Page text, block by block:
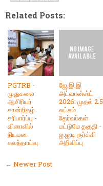
Related Posts:
PGTRB -
முதுகலை
ஆசிரியர்
சான்றிதழ்
சரிபார்ப்பு -
விரைவில்
நியமன
கலந்தாய்வு
ஜே.இ.இ
அட்வான்ஸ்ட்
2026: முதல் 2.5
லட்சம்
தேர்வர்கள்
மட்டுமே தகுதி -
ஐ.ஐ.டி ரூர்க்கி
அறிவிப்பு
← Newer Post